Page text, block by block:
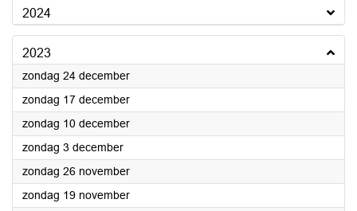
2024
2023
zondag 24 december2023
zondag 17 december2023
zondag 10 december2023
zondag 3 december2023
zondag 26 november2023
zondag 19 november2023